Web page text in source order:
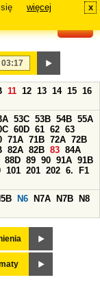
więcej x
11 12 13 14 15 16
53C 53B 54B 55A
60D 61 62 63
71A 71B 72A 72B
82A 82B 83 84A
88D 89 90 91A 91B
101 201 202 6.
F1
N6 N7A N7B
N8